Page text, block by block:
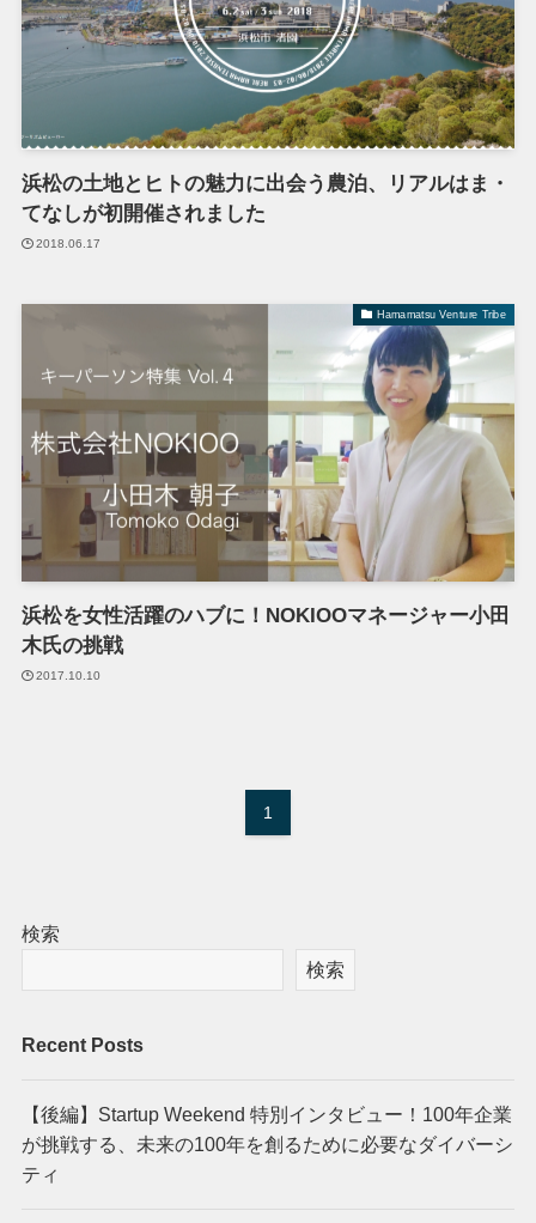
浜松の土地とヒトの魅力に出会う農泊、リアルはま・
てなしが初開催されました
2018.06.17
Hamamatsu Venture Tribe
浜松を女性活躍のハブに！NOKIOOマネージャー小田
木氏の挑戦
2017.10.10
1
検索
検索
Recent Posts
【後編】Startup Weekend 特別インタビュー！100年企業
が挑戦する、未来の100年を創るために必要なダイバーシ
ティ